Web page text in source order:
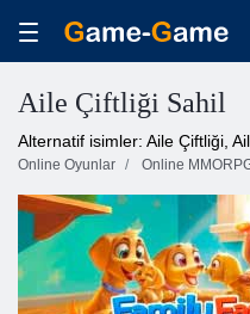
Aile Çiftliği Sahil
Alternatif isimler: Aile Çiftliği,
Online Oyunlar Online